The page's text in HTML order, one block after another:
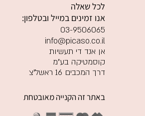
לכל שאלה
אנו זמינים במייל ובטלפון:
03-9506065
info@picaso.co.il
אן אנד די תעשיות
קוסמטיקה בע"מ
דרך המכבים 16 ראשל"צ
באתר זה הקנייה מאובטחת